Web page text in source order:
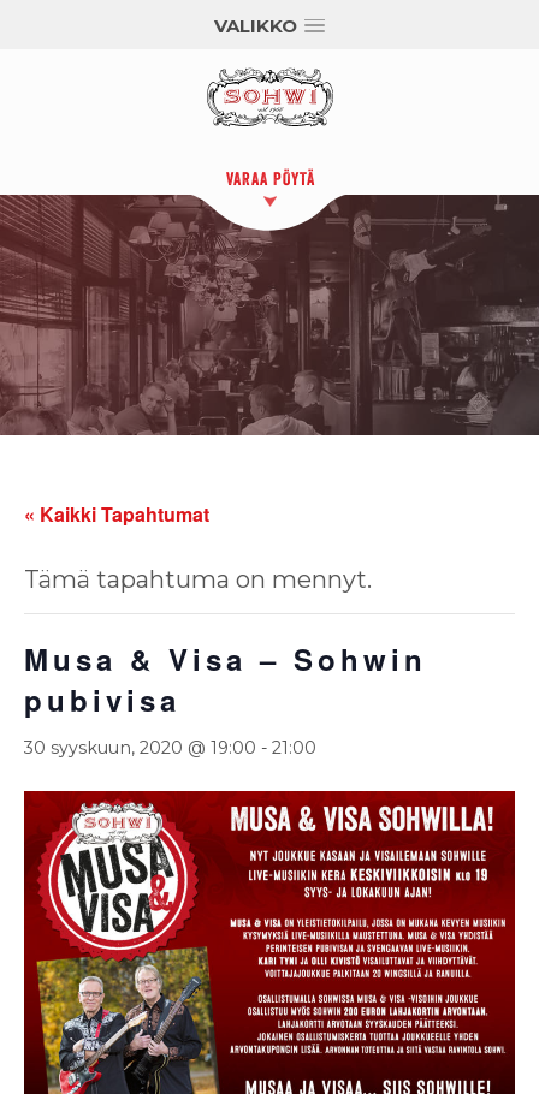
VALIKKO
VARAA PÖYTÄ
« Kaikki Tapahtumat
Tämä tapahtuma on mennyt.
Musa & Visa – Sohwin
pubivisa
30 syyskuun, 2020 @ 19:00 - 21:00